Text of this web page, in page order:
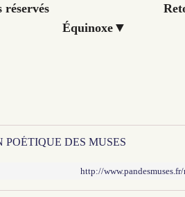
réservés Retour
Équinoxe ▼
POÉTIQUE DES MUSES
http://